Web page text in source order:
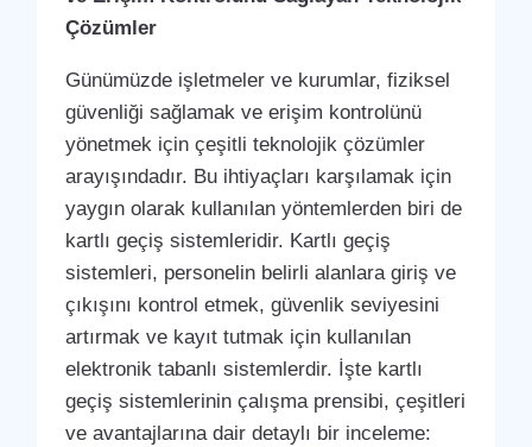
Çözümler
Günümüzde işletmeler ve kurumlar, fiziksel
güvenliği sağlamak ve erişim kontrolünü
yönetmek için çeşitli teknolojik çözümler
arayışındadır. Bu ihtiyaçları karşılamak için
yaygın olarak kullanılan yöntemlerden biri de
kartlı geçiş sistemleridir. Kartlı geçiş
sistemleri, personelin belirli alanlara giriş ve
çıkışını kontrol etmek, güvenlik seviyesini
artırmak ve kayıt tutmak için kullanılan
elektronik tabanlı sistemlerdir. İşte kartlı
geçiş sistemlerinin çalışma prensibi, çeşitleri
ve avantajlarına dair detaylı bir inceleme: